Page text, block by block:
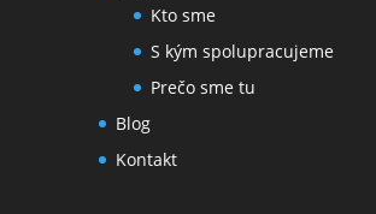
Kto sme
S kým spolupracujeme
Prečo sme tu
Blog
Kontakt